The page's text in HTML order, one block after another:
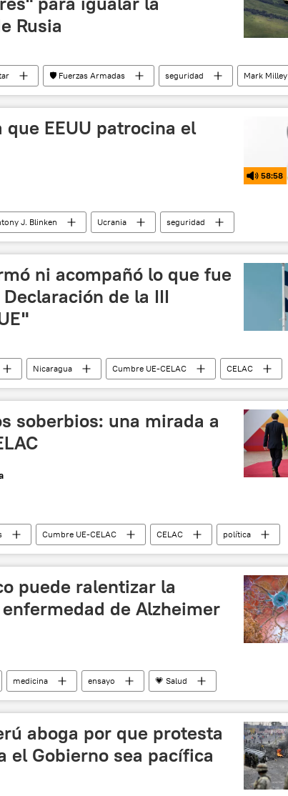
Rusia
🛡️ Fuerzas Armadas seguridad
Mark Milley
Occidente EEUU F-16
EEUU patrocina el
58:58
J. Blinken Ucrania
seguridad
ni acompañó lo que fue
de la III
Nicaragua Cumbre UE-CELAC
CELAC
soberbios: una mirada a
Cumbre UE-CELAC CELAC
política
(UE)
puede ralentizar la
de Alzheimer
medicina ensayo 💗 Salud
aboga por que protesta
el Gobierno sea pacífica